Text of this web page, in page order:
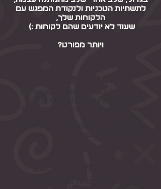
לתשתיות הטכניות ולנקודת המפגש עם
הלקוחות שלך,
שעוד לא יודעים שהם לקוחות :)
ויותר מפורט?